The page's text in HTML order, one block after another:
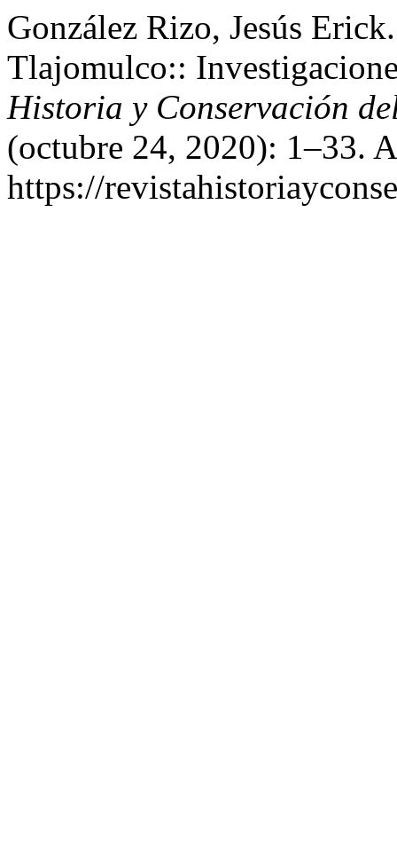
González Rizo, Jesús
Tlajomulco::
Historia y Conservación
(octubre 24, 2020): 1–33.
https://